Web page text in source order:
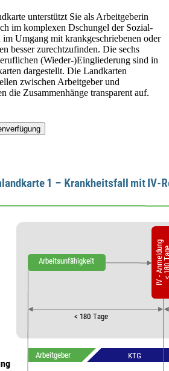
unterstützt Sie als Arbeitgeberin
im komplexen Dschungel der Sozial-
Umgang mit krankgeschriebenen oder
besser zurechtzufinden. Die sechs
(Wieder-)Eingliederung sind in
dargestellt. Die Landkarten
zwischen Arbeitgeber und
die Zusammenhänge transparent auf.